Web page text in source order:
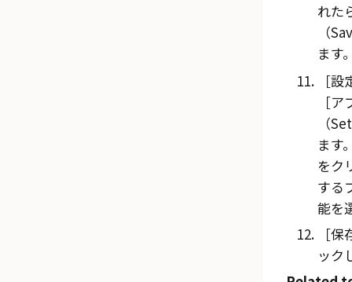
れた
（
ます
設
ア
（
ます
をク
する
能を
保
ック